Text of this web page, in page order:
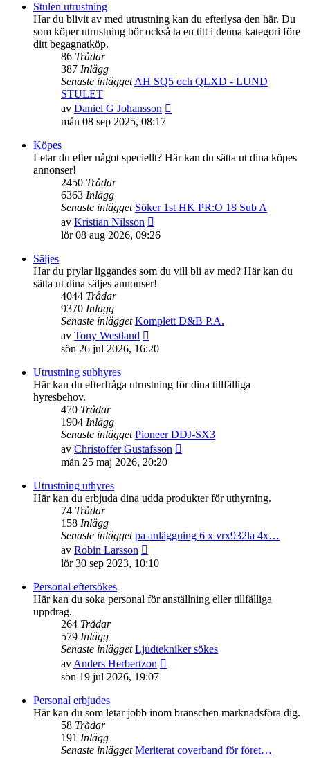
Stulen utrustning
Har du blivit av med utrustning kan du efterlysa den här. Du
som köper utrustning bör också ta en titt i denna kategori före
ditt begagnatköp.
86 Trådar
387 Inlägg
Senaste inläggetAH SQ5 och QLXD - LUND
STULET
av Daniel G Johansson
inlägget
mån 08 sep 2025, 08:17
Köpes
Letar du efter något speciellt? Här kan du sätta ut dina köpes
annonser!
2450 Trådar
6363 Inlägg
Senaste inlägget Söker 1st HK PR:O 18 Sub A
av Kristian Nilsson
till
inlägget
lör 08 aug 2026, 09:26
Säljes
Har du prylar liggandes som du vill bli av med? Här kan du
sätta ut dina säljes annonser!
4044 Trådar
9370 Inlägg
Senaste inlägget Komplett D&B P.A.
av Tony Westland
till
inlägget
sön 26 jul 2026, 16:20
Utrustning subhyres
Här kan du efterfråga utrustning för dina tillfälliga
hyresbehov.
470 Trådar
1904 Inlägg
Senaste inlägget Pioneer DDJ-SX3
av Christoffer Gustafsson
inlägget
mån 25 maj 2026, 20:20
Utrustning uthyres
Här kan du erbjuda dina udda produkter för uthyrning.
74 Trådar
158 Inlägg
Senaste inlägget pa anläggning 6 x vrx932la 4x…
av Robin Larsson
till
inlägget
lör 30 sep 2023, 10:10
Personal eftersökes
Här kan du söka personal för anställning eller tillfälliga
uppdrag.
264 Trådar
579 Inlägg
Senaste inlägget Ljudtekniker sökes
avAnders Herbertzon
inlägget
sön 19 jul 2026, 19:07
Personal erbjudes
Här kan du som letar jobb inom branschen marknadsföra dig.
58 Trådar
191 Inlägg
Senaste inlägget Meriterat coverband för föret…